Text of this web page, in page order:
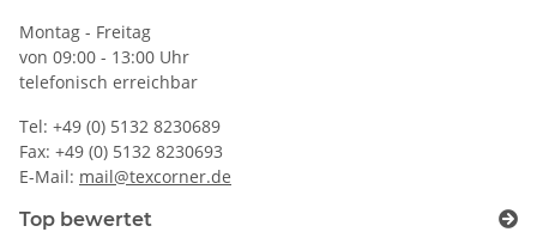
Montag - Freitag
von 09:00 - 13:00 Uhr
telefonisch erreichbar
Tel: +49 (0) 5132 8230689
Fax: +49 (0) 5132 8230693
E-Mail: mail@texcorner.de
Top bewertet